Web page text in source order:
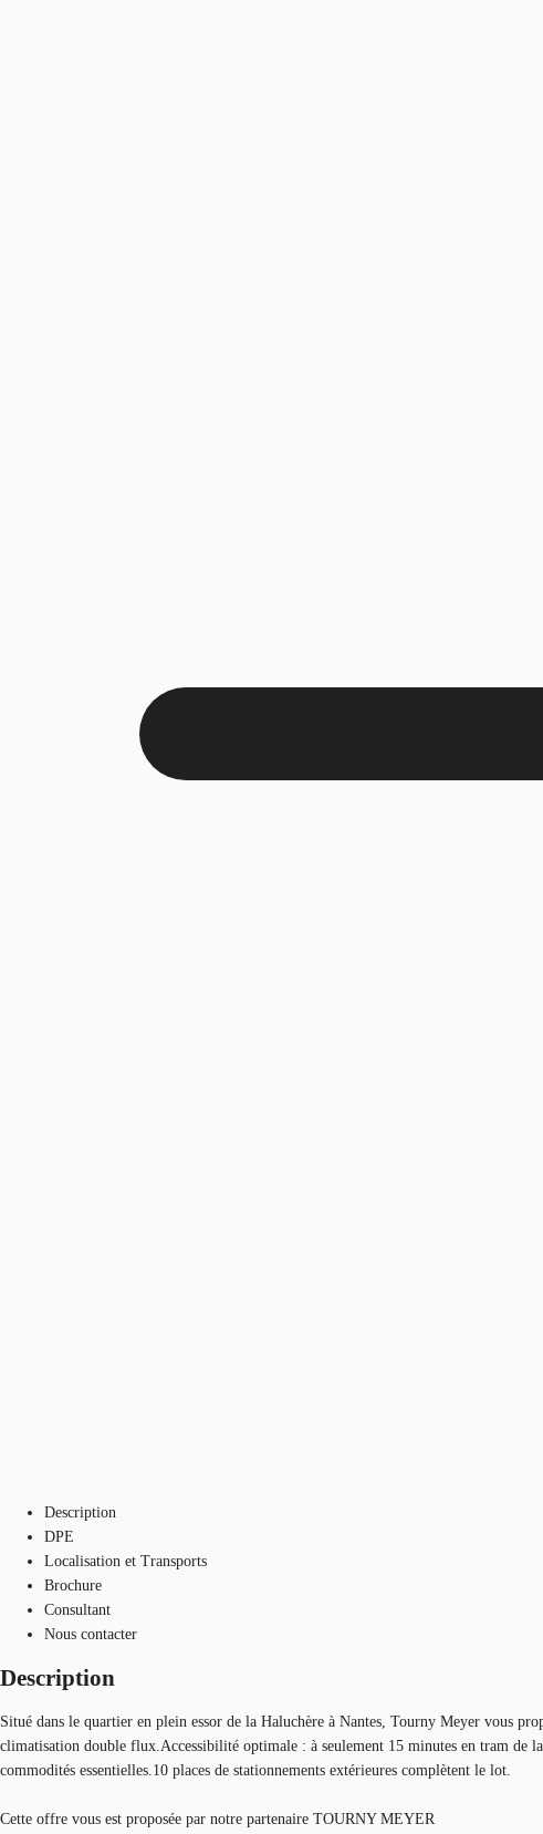
Description
DPE
Localisation et Transports
Brochure
Consultant
Nous contacter
Description
Situé dans le quartier en plein essor de la Haluchère à Nantes, Tourny Meyer vous
climatisation double flux.Accessibilité optimale : à seulement 15 minutes en tram de
commodités essentielles.10 places de stationnements extérieures complètent le lot.
Cette offre vous est proposée par notre partenaire TOURNY MEYER